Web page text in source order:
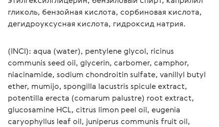
гликоль, бензойная кислота, сорбиновая кислота,
дегидроуксусная кислота, гидроксид натрия.
(INCI): aqua (water), pentylene glycol, ricinus
communis seed oil, glycerin, carbomer, camphor,
niacinamide, sodium chondroitin sulfate, vanillyl butyl
ether, mumijo, spongilla lacustris spicule extract,
potentilla erecta (comarum palustre) root extract,
glucosamine HCL, citrus limon peel oil, eugenia
caryophyllus leaf oil, juniperus communis fruit oil,